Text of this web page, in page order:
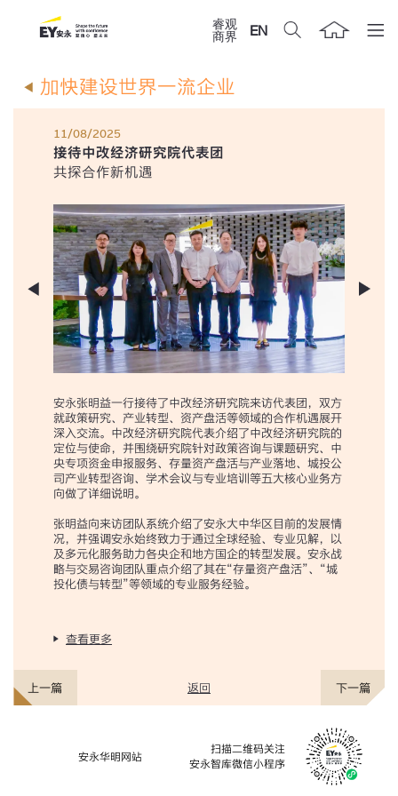
睿观
商界
EN
加快建设世界一流企业
11/08/2025
接待中改经济研究院代表团
共探合作新机遇
安永张明益一行接待了中改经济研究院来访代表团，双方
就政策研究、产业转型、资产盘活等领域的合作机遇展开
深入交流。中改经济研究院代表介绍了中改经济研究院的
定位与使命，并围绕研究院针对政策咨询与课题研究、中
央专项资金申报服务、存量资产盘活与产业落地、城投公
司产业转型咨询、学术会议与专业培训等五大核心业务方
向做了详细说明。
张明益向来访团队系统介绍了安永大中华区目前的发展情
况，并强调安永始终致力于通过全球经验、专业见解，以
及多元化服务助力各央企和地方国企的转型发展。安永战
略与交易咨询团队重点介绍了其在“存量资产盘活”、“城
投化债与转型”等领域的专业服务经验。
查看更多
上一篇 返回 下一篇
安永华明网站
扫描二维码关注
安永智库微信小程序